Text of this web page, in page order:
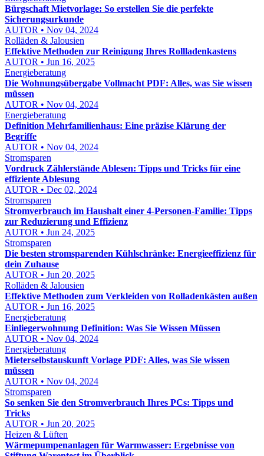
Bürgschaft Mietvorlage: So erstellen Sie die perfekte
Sicherungsurkunde
AUTOR • Nov 04, 2024
Rolläden & Jalousien
Effektive Methoden zur Reinigung Ihres Rollladenkastens
AUTOR • Jun 16, 2025
Energieberatung
Die Wohnungsübergabe Vollmacht PDF: Alles, was Sie wissen
müssen
AUTOR • Nov 04, 2024
Energieberatung
Definition Mehrfamilienhaus: Eine präzise Klärung der
Begriffe
AUTOR • Nov 04, 2024
Stromsparen
Vordruck Zählerstände Ablesen: Tipps und Tricks für eine
effiziente Ablesung
AUTOR • Dec 02, 2024
Stromsparen
Stromverbrauch im Haushalt einer 4-Personen-Familie: Tipps
zur Reduzierung und Effizienz
AUTOR • Jun 24, 2025
Stromsparen
Die besten stromsparenden Kühlschränke: Energieeffizienz für
dein Zuhause
AUTOR • Jun 20, 2025
Rolläden & Jalousien
Effektive Methoden zum Verkleiden von Rolladenkästen außen
AUTOR • Jun 16, 2025
Energieberatung
Einliegerwohnung Definition: Was Sie Wissen Müssen
AUTOR • Nov 04, 2024
Energieberatung
Mieterselbstauskunft Vorlage PDF: Alles, was Sie wissen
müssen
AUTOR • Nov 04, 2024
Stromsparen
So senken Sie den Stromverbrauch Ihres PCs: Tipps und
Tricks
AUTOR • Jun 20, 2025
Heizen & Lüften
Wärmepumpenanlagen für Warmwasser: Ergebnisse von